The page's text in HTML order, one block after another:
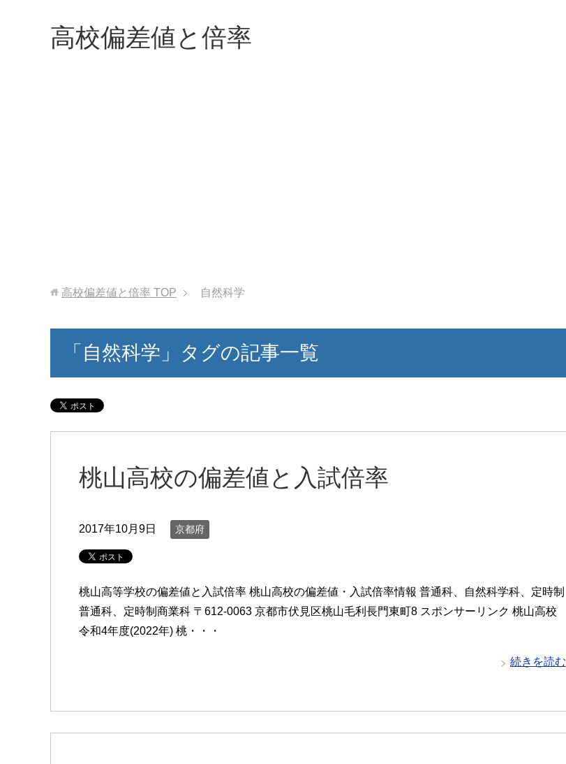
高校偏差値と倍率
高校偏差値と倍率 TOP 自然科学
「自然科学」タグの記事一覧
桃山高校の偏差値と入試倍率
2017年10月9日 京都府
桃山高等学校の偏差値と入試倍率 桃山高校の偏差値・入試倍率情報 普通科、自然科学科、定時制
普通科、定時制商業科 〒612-0063 京都市伏見区桃山毛利長門東町8 スポンサーリンク 桃山高校
令和4年度(2022年) 桃・・・
続きを読む